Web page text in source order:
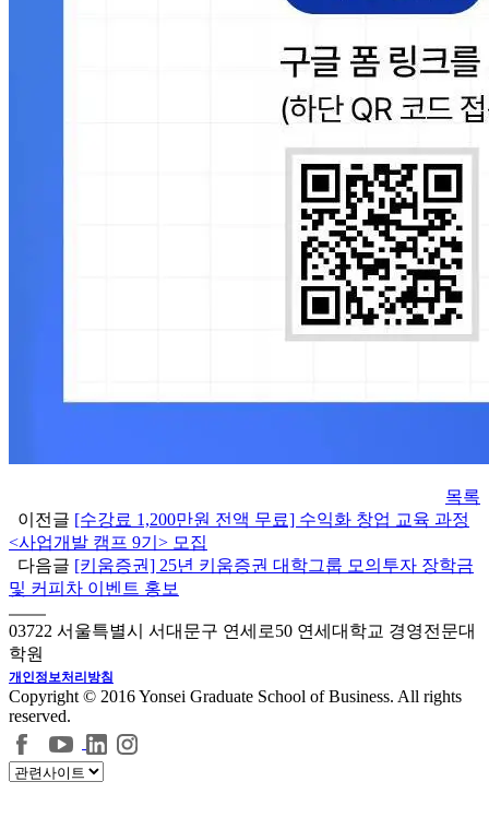
목록
이전글 [수강료 1,200만원 전액 무료] 수익화 창업 교육 과정
<사업개발 캠프 9기> 모집
다음글 [키움증권] 25년 키움증권 대학그룹 모의투자 장학금
및 커피차 이벤트 홍보
03722 서울특별시 서대문구 연세로50 연세대학교 경영전문대
학원
개인정보처리방침
Copyright © 2016 Yonsei Graduate School of Business. All rights
reserved.